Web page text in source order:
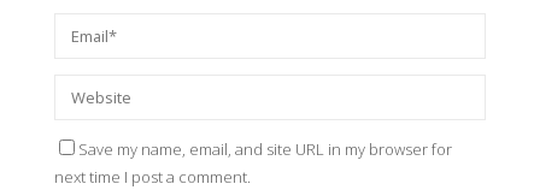
Save my name, email, and site URL in my browser for
next time I post a comment.